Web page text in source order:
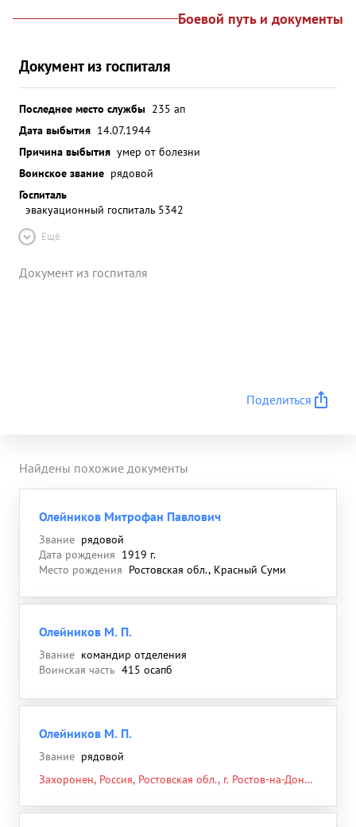
Боевой путь и документы
Документ из госпиталя
Последнее место службы 235 ап
Дата выбытия 14.07.1944
Причина выбытия умер от болезни
Воинское звание рядовой
Госпиталь
эвакуационный госпиталь 5342
Ещё
Документ из госпиталя
Поделиться
Найдены похожие документы
Олейников Митрофан Павлович
Звание рядовой
Дата рождения 1919 г.
Место рождения Ростовская обл., Красный Суми
Олейников М. П.
Звание командир отделения
Воинская часть 415 осапб
Олейников М. П.
Звание рядовой
Захоронен, Россия, Ростовская обл., г. Ростов-на-Дону,
западная часть, 18.07.1944